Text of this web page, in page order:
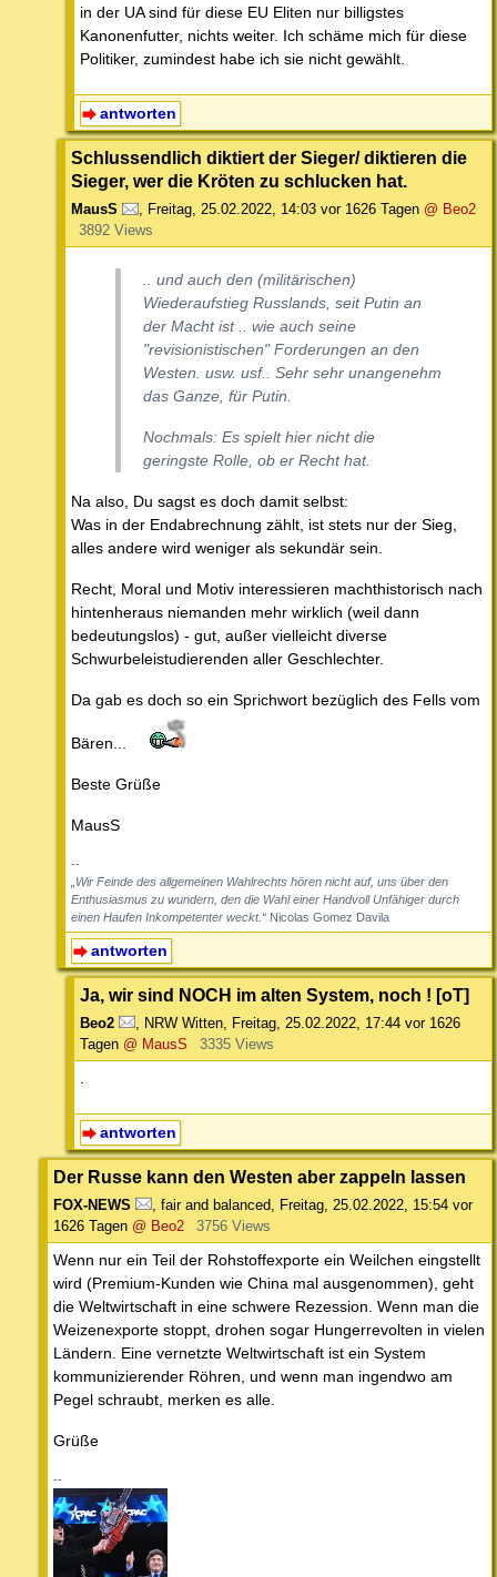
in der UA sind für diese EU Eliten nur billigstes
Kanonenfutter, nichts weiter. Ich schäme mich für diese
Politiker, zumindest habe ich sie nicht gewählt.
antworten
Schlussendlich diktiert der Sieger/ diktieren die
Sieger, wer die Kröten zu schlucken hat.
MausS Freitag, 25.02.2022, 14:03 vor 1626 Tagen @ Beo2
3892 Views
.. und auch den (militärischen)
Wiederaufstieg Russlands, seit Putin an
der Macht ist .. wie auch seine
"revisionistischen" Forderungen an den
Westen. usw. usf.. Sehr sehr unangenehm
das Ganze, für Putin.
Nochmals: Es spielt hier nicht die
geringste Rolle, ob er Recht hat.
Na also, Du sagst es doch damit selbst:
Was in der Endabrechnung zählt, ist stets nur der Sieg,
alles andere wird weniger als sekundär sein.
Recht, Moral und Motiv interessieren machthistorisch nach
hintenheraus niemanden mehr wirklich (weil dann
bedeutungslos) - gut, außer vielleicht diverse
Schwurbeleistudierenden aller Geschlechter.
Da gab es doch so ein Sprichwort bezüglich des Fells vom
Bären...
Beste Grüße
MausS
--
„Wir Feinde des allgemeinen Wahlrechts hören nicht auf, uns über den
Enthusiasmus zu wundern, den die Wahl einer Handvoll Unfähiger durch
einen Haufen Inkompetenter weckt.“ Nicolas Gomez Davila
antworten
Ja, wir sind NOCH im alten System, noch ! [oT]
Beo2 NRW Witten Freitag, 25.02.2022, 17:44 vor 1626
Tagen @ MausS 3335 Views
antworten
Der Russe kann den Westen aber zappeln lassen
FOX-NEWS fair and balanced Freitag, 25.02.2022, 15:54 vor
1626 Tagen @ Beo2 3756 Views
Wenn nur ein Teil der Rohstoffexporte ein Weilchen eingstellt
wird (Premium-Kunden wie China mal ausgenommen), geht
die Weltwirtschaft in eine schwere Rezession. Wenn man die
Weizenexporte stoppt, drohen sogar Hungerrevolten in vielen
Ländern. Eine vernetzte Weltwirtschaft ist ein System
kommunizierender Röhren, und wenn man ingendwo am
Pegel schraubt, merken es alle.
Grüße
--